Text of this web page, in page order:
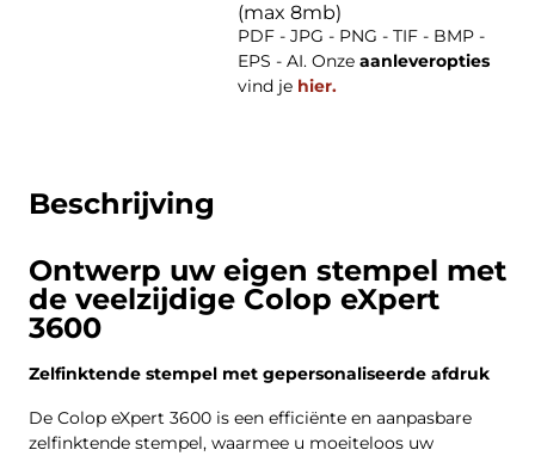
Beschrijving
Ontwerp uw eigen stempel met
de veelzijdige Colop eXpert
3600
Zelfinktende stempel met gepersonaliseerde afdruk
De Colop eXpert 3600 is een efficiënte en aanpasbare
zelfinktende stempel, waarmee u moeiteloos uw
(max 8mb)
PDF - JPG - PNG - TIF - BMP -
EPS - AI. Onze aanleveropties
vind je hier.